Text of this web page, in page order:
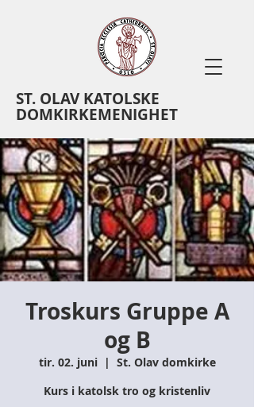
ST. OLAV KATOLSKE
DOMKIRKEMENIGHET
Troskurs Gruppe A
og B
tir. 02. juni
  |
St. Olav domkirke
Kurs i katolsk tro og kristenliv